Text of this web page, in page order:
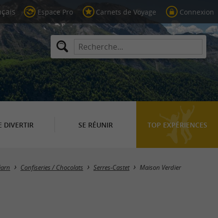
Espace Pro Carnets de Voyage Connexion
DIVERTIR SE RÉUNIR TOP EXPÉRIENCES
Confiseries / Chocolats Serres-Castet Maison Verdier